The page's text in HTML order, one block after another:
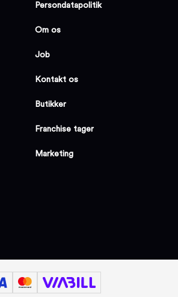
Persondatapolitik
Om os
Job
Kontakt os
Butikker
Franchise tager
Marketing